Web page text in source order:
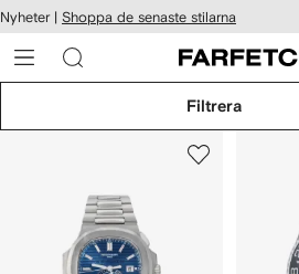
till
Nyheter | Shoppa de senaste stilarna
Filtrera